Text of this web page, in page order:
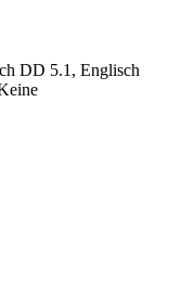
DD 5.1, Englisch